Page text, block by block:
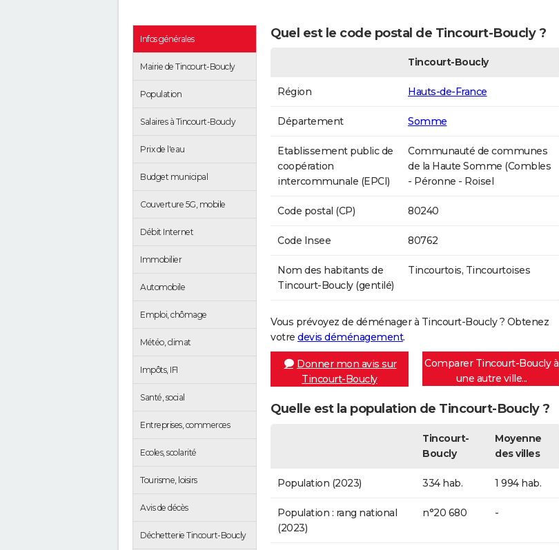
Infos générales
Mairie de Tincourt-Boucly
Population
Salaires à Tincourt-Boucly
Prix de l'eau
Budget municipal
Couverture 5G, mobile
Débit Internet
Immobilier
Automobile
Emploi, chômage
Météo, climat
Impôts, IFI
Santé, social
Entreprises, commerces
Ecoles, scolarité
Tourisme, loisirs
Avis de décès
Déchetterie Tincourt-Boucly
Quel est le code postal de Tincourt-Boucly ?
Tincourt-Boucly
Région Hauts-de-France
Département Somme
Etablissement public de
coopération
intercommunale (EPCI)
Communauté de communes
de la Haute Somme (Combles
- Péronne - Roisel
Code postal (CP) 80240
Code Insee 80762
Nom des habitants de
Tincourt-Boucly (gentilé)
Tincourtois, Tincourtoises
Vous prévoyez de déménager à Tincourt-Boucly ? Obtenez
votre devis déménagement.
Donner mon avis sur
Tincourt-Boucly
Comparer Tincourt-Boucly à
une autre ville...
Quelle est la population de Tincourt-Boucly ?
Tincourt-
Boucly
Moyenne
des villes
Population (2023) 334 hab. 1 994 hab.
Population : rang national
(2023)
n°20 680 -